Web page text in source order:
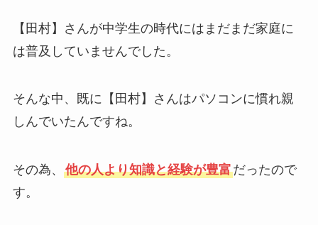
【田村】さんが中学生の時代にはまだまだ家庭に
は普及していませんでした。
そんな中、既に【田村】さんはパソコンに慣れ親
しんでいたんですね。
その為、 他の人より知識と経験が豊富だったので
す。